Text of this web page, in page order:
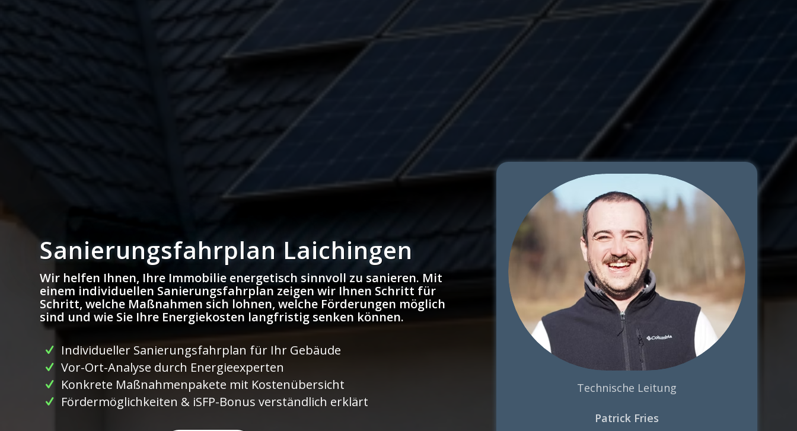
Sanierungsfahrplan Laichingen
Wir helfen Ihnen, Ihre Immobilie energetisch sinnvoll zu sanieren. Mit
einem individuellen Sanierungsfahrplan zeigen wir Ihnen Schritt für
Schritt, welche Maßnahmen sich lohnen, welche Förderungen möglich
sind und wie Sie Ihre Energiekosten langfristig senken können.
Individueller Sanierungsfahrplan für Ihr Gebäude
Vor-Ort-Analyse durch Energieexperten
Konkrete Maßnahmenpakete mit Kostenübersicht
Fördermöglichkeiten & iSFP-Bonus verständlich erklärt
Technische Leitung
Patrick Fries